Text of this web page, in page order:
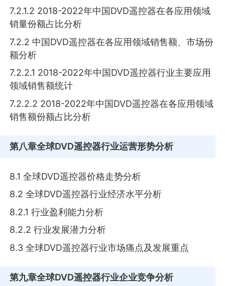
7.2.1.2 2018-2022年中国DVD遥控器在各应用领域
销量份额占比分析
7.2.2 中国DVD遥控器在各应用领域销售额、市场份
额分析
7.2.2.1 2018-2022年中国DVD遥控器行业主要应用
领域销售额统计
7.2.2.2 2018-2022年中国DVD遥控器在各应用领域
销售额份额占比分析
第八章全球DVD遥控器行业运营形势分析
8.1 全球DVD遥控器价格走势分析
8.2 全球DVD遥控器行业经济水平分析
8.2.1 行业盈利能力分析
8.2.2 行业发展潜力分析
8.3 全球DVD遥控器行业市场痛点及发展重点
第九章全球DVD遥控器行业企业竞争分析